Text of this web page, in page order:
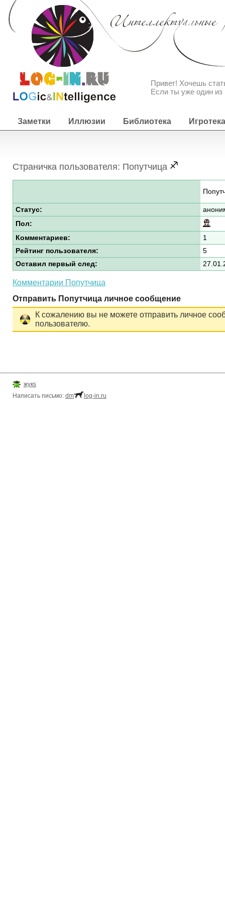
Привет! Хочешь
Если ты уже один из
Заметки Иллюзии Библиотека Игротека
Страничка пользователя: Попутчица
Статус:
Пол:
Комментариев:
1
Рейтинг пользователя:
5
Оставил первый след:
Комментарии Попутчица
Отправить Попутчица личное сообщение
К сожалению вы не можете отправить личное
пользователю.
жукs
Написать письмо: dm log-in.ru